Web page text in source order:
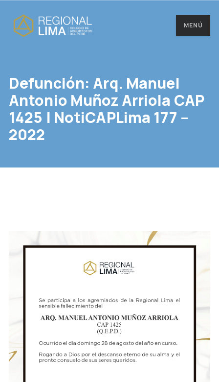
MENÚ
Defunción: Arq. Manuel
Antonio Muñoz Arriola CAP
1425 | NotiCAPLima 177 –
2022